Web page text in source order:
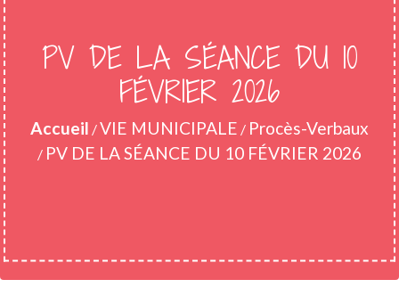
PV DE LA SÉANCE DU 10
FÉVRIER 2026
Accueil /VIE MUNICIPALE / Procès-Verbaux
/ PV DE LA SÉANCE DU 10 FÉVRIER 2026